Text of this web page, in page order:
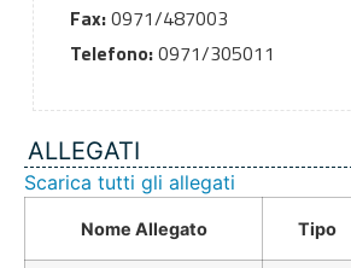
Fax:0971/487003
Telefono:0971/305011
ALLEGATI
Scarica tutti gli allegati
Nome Allegato Tipo